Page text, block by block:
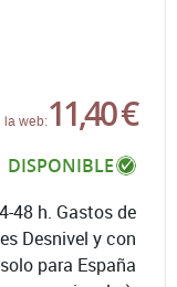
la web:11,40 €
DISPONIBLE
48 h. Gastos de
Desnivel y con
para España